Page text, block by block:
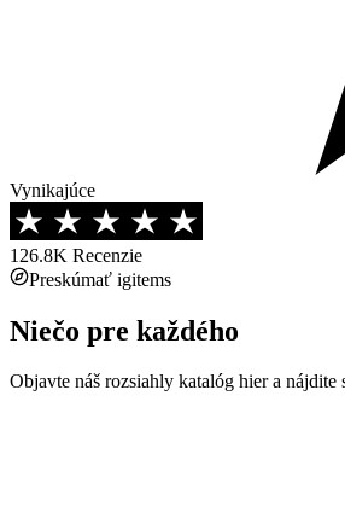
Vynikajúce
126.8K Recenzie
Preskúmať igitems
Niečo pre každého
Objavte náš rozsiahly katalóg hier a